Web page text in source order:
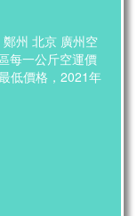
州 北京 廣州空
每一公斤空運價
低價格，2021年